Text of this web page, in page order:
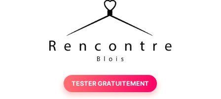
TESTER GRATUITEMENT